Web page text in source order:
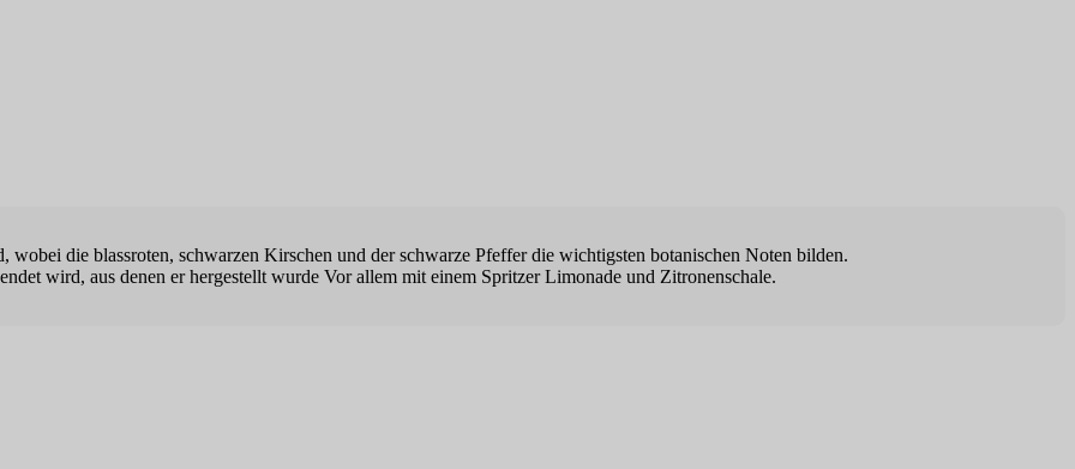
die blassroten, schwarzen Kirschen und der schwarze Pfeffer die wichtigsten botanischen Noten bilden.
wird, aus denen er hergestellt wurde Vor allem mit einem Spritzer Limonade und Zitronenschale.